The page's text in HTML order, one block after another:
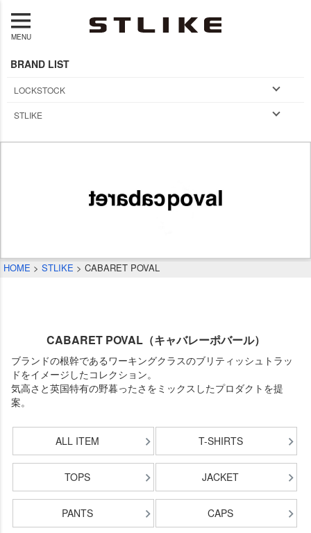
MENU
BRAND LIST
LOCKSTOCK
STLIKE
HOME STLIKE CABARET POVAL
CABARET POVAL（キャバレーポバール）
ブランドの根幹であるワーキングクラスのブリティッシュトラッ
ドをイメージしたコレクション。
気高さと英国特有の野暮ったさをミックスしたプロダクトを提
案。
ALL ITEM T-SHIRTS
TOPS JACKET
PANTS CAPS